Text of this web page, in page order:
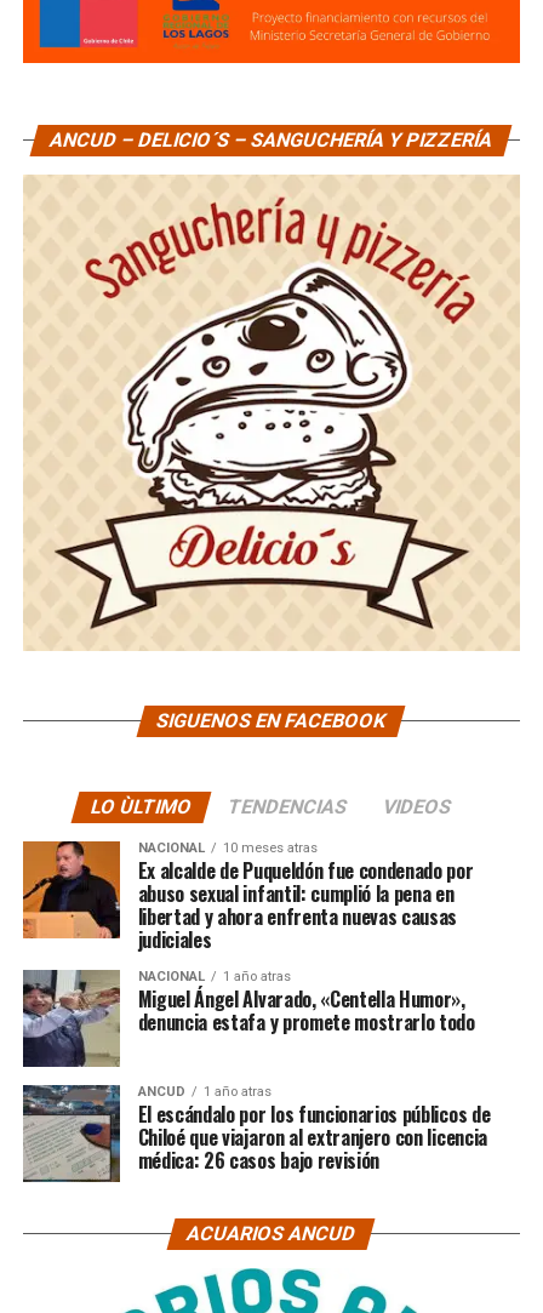
ANCUD – DELICIO´S – SANGUCHERÍA Y PIZZERÍA
SIGUENOS EN FACEBOOK
LO ÙLTIMO TENDENCIAS VIDEOS
NACIONAL 10 meses atras
Ex alcalde de Puqueldón fue condenado por
abuso sexual infantil: cumplió la pena en
libertad y ahora enfrenta nuevas causas
judiciales
NACIONAL 1 año atras
Miguel Ángel Alvarado, «Centella Humor»,
denuncia estafa y promete mostrarlo todo
ANCUD 1 año atras
El escándalo por los funcionarios públicos de
Chiloé que viajaron al extranjero con licencia
médica: 26 casos bajo revisión
ACUARIOS ANCUD